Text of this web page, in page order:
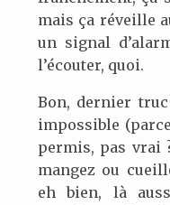
mais ça réveille
un signal
l’écouter, quoi.
Bon, dernier
impossible
permis, pas vrai
mangez ou
eh bien, là